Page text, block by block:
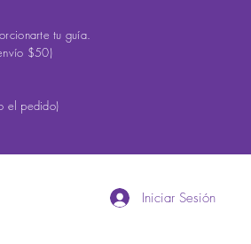
tu guía.
$50)
el pedido)
Iniciar Sesión